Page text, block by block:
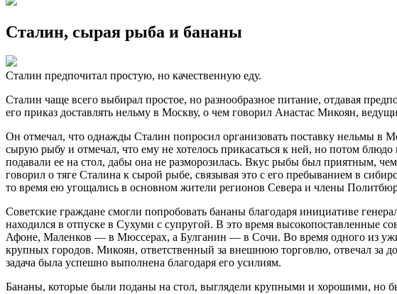
Сталин, сырая рыба и бананы
Сталин предпочитал простую, но качественную еду.
Сталин чаще всего выбирал простое, но разнообразное питание, отдавая
его приказ доставлять нельму в Москву, о чем говорил Анастас Микоян,
Он отмечал, что однажды Сталин попросил организовать поставку нельмы в
сырую рыбу и отмечал, что ему не хотелось прикасаться к ней, но потом
подавали ее на стол, дабы она не разморозилась. Вкус рыбы был приятным,
говорил о тяге Сталина к сырой рыбе, связывая это с его пребыванием в
то время ею угощались в основном жители регионов Севера и члены
Советские граждане смогли попробовать бананы благодаря инициативе
находился в отпуске в Сухуми с супругой. В это время высокопоставленные
Афоне, Маленков — в Мюссерах, а Булганин — в Сочи. Во время одного из
крупных городов. Микоян, ответственный за внешнюю торговлю, отвечал за
задача была успешно выполнена благодаря его усилиям.
Бананы, которые были поданы на стол, выглядели крупными и хорошими, но